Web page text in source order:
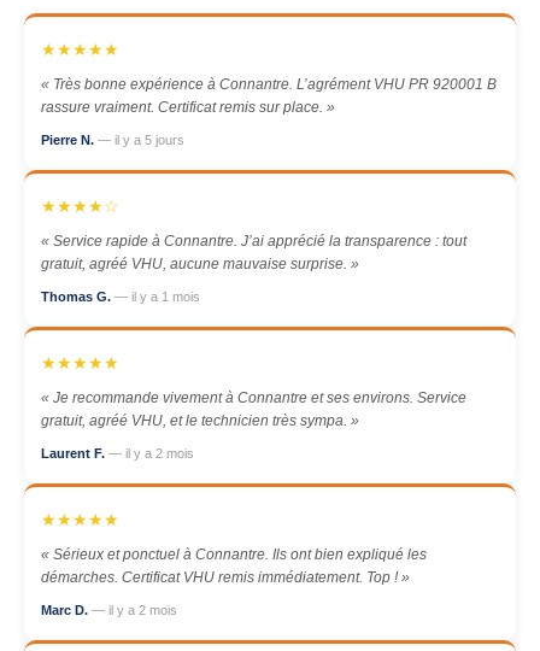
★★★★★
« Très bonne expérience à Connantre. L’agrément VHU PR 920001 B
rassure vraiment. Certificat remis sur place. »
Pierre N. — il y a 5 jours
★★★★☆
« Service rapide à Connantre. J’ai apprécié la transparence : tout
gratuit, agréé VHU, aucune mauvaise surprise. »
Thomas G. — il y a 1 mois
★★★★★
« Je recommande vivement à Connantre et ses environs. Service
gratuit, agréé VHU, et le technicien très sympa. »
Laurent F. — il y a 2 mois
★★★★★
« Sérieux et ponctuel à Connantre. Ils ont bien expliqué les
démarches. Certificat VHU remis immédiatement. Top ! »
Marc D. — il y a 2 mois